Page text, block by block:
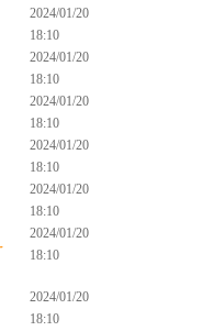
2024/01/20
18:10
2024/01/20
18:10
2024/01/20
18:10
2024/01/20
18:10
2024/01/20
18:10
2024/01/20
18:10
2024/01/20
18:10